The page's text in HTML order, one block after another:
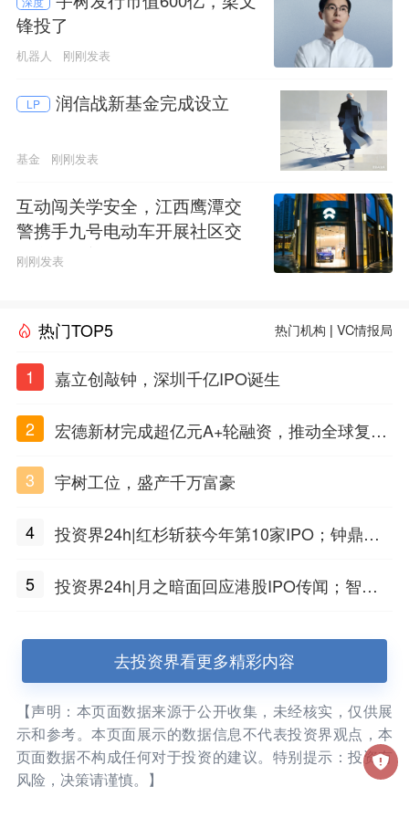
锋投了
机器人 刚刚发表
LP 润信战新基金完成设立
基金 刚刚发表
互动闯关学安全，江西鹰潭交
警携手九号电动车开展社区交
通安全科普活动
刚刚发表
热门TOP5 热门机构 |VC情报局
1 嘉立创敲钟，深圳千亿IPO诞生
2
宏德新材完成超亿元A+轮融资，推动全球复合
3
宇树工位，盛产千万富豪
4
投资界24h|红杉斩获今年第10家IPO；钟鼎投
水
5
投资界24h|月之暗面回应港股IPO传闻；智元
去投资界看更多精彩内容
【声明：本页面数据来源于公开收集，未经核实，仅供展
示和参考。本页面展示的数据信息不代表投资界观点，本
页面数据不构成任何对于投资的建议。特别提示：投资有
风险，决策请谨慎。】